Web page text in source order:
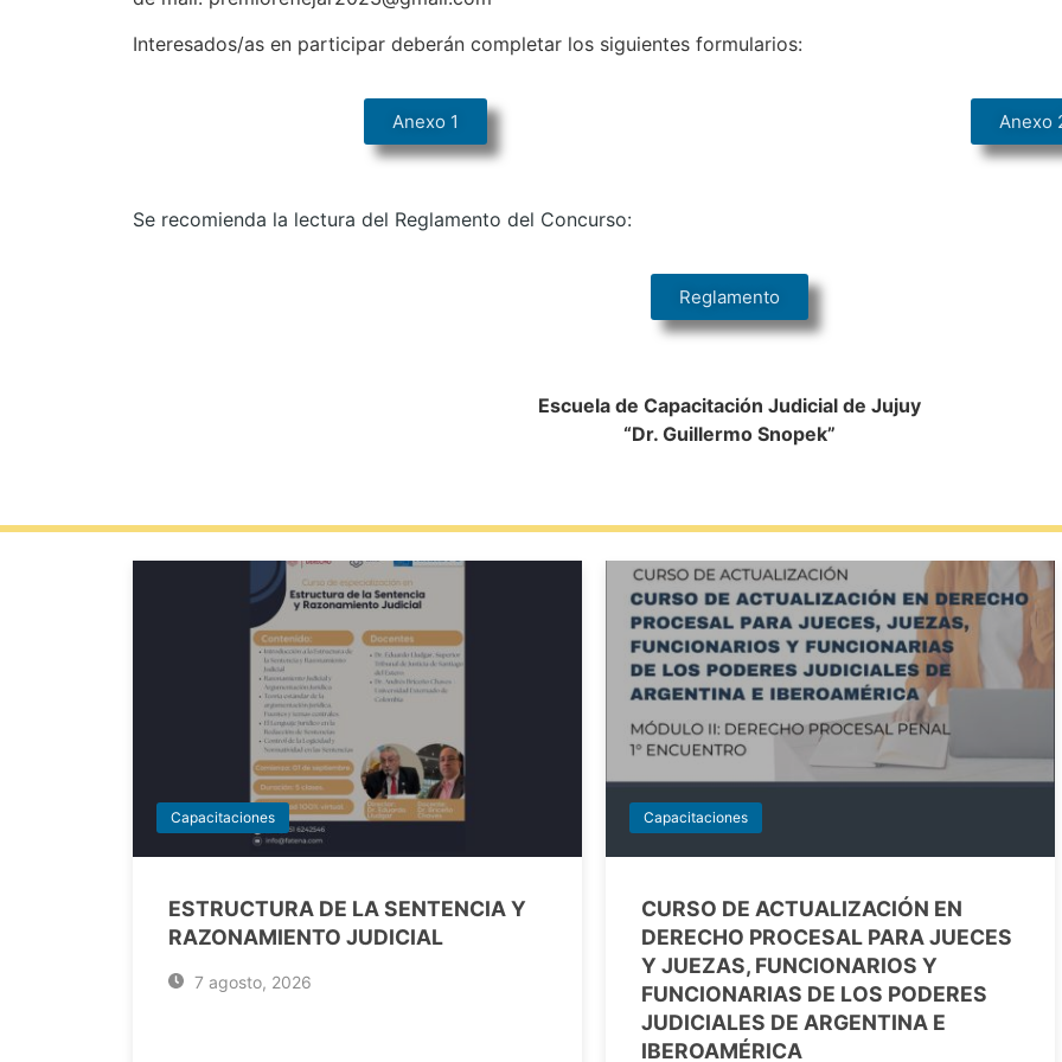
Interesados/as en participar deberán completar los siguientes formularios:
Anexo 1 Anexo
Se recomienda la lectura del Reglamento del Concurso:
Reglamento
Escuela de Capacitación Judicial de Jujuy
“Dr. Guillermo Snopek”
Capacitaciones
ESTRUCTURA DE LA SENTENCIA Y
RAZONAMIENTO JUDICIAL
7 agosto, 2026
Capacitaciones
CURSO DE ACTUALIZACIÓN EN
DERECHO PROCESAL PARA JUECES
Y JUEZAS, FUNCIONARIOS Y
FUNCIONARIAS DE LOS PODERES
JUDICIALES DE ARGENTINA E
IBEROAMÉRICA